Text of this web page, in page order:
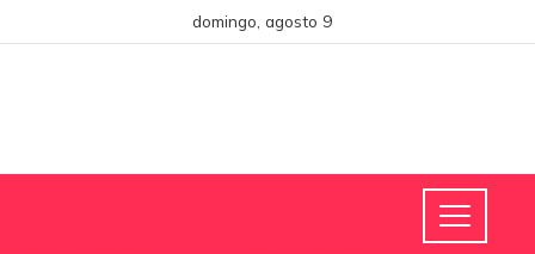
domingo, agosto 9